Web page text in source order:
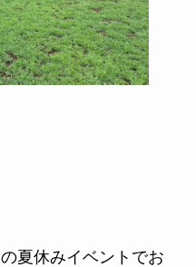
夏休みイベントでお